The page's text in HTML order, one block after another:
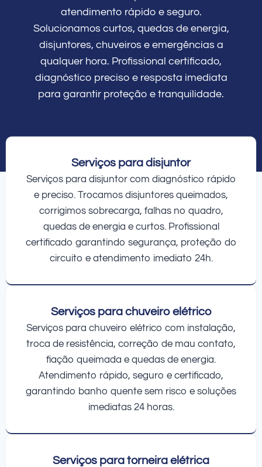
atendimento rápido e seguro.
Solucionamos curtos, quedas de energia,
disjuntores, chuveiros e emergências a
qualquer hora. Profissional certificado,
diagnóstico preciso e resposta imediata
para garantir proteção e tranquilidade.
Serviços para disjuntor
Serviços para disjuntor com diagnóstico rápido
e preciso. Trocamos disjuntores queimados,
corrigimos sobrecarga, falhas no quadro,
quedas de energia e curtos. Profissional
certificado garantindo segurança, proteção do
circuito e atendimento imediato 24h.
Serviços para chuveiro elétrico
Serviços para chuveiro elétrico com instalação,
troca de resistência, correção de mau contato,
fiação queimada e quedas de energia.
Atendimento rápido, seguro e certificado,
garantindo banho quente sem risco e soluções
imediatas 24 horas.
Serviços para torneira elétrica